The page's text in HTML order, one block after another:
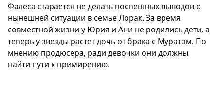
Фалеса старается не делать поспешных выводов о
нынешней ситуации в семье Лорак. За время
совместной жизни у Юрия и Ани не родились дети, а
теперь у звезды растет дочь от брака с Муратом. По
мнению продюсера, ради девочки они должны
найти пути к примирению.